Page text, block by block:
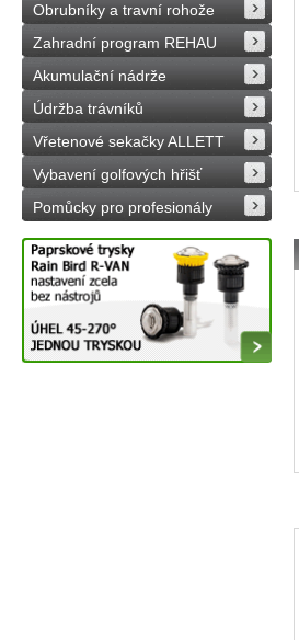
Obrubníky a travní rohože
Zahradní program REHAU
Akumulační nádrže
Údržba trávníků
Vřetenové sekačky ALLETT
Vybavení golfových hřišť
Pomůcky pro profesionály